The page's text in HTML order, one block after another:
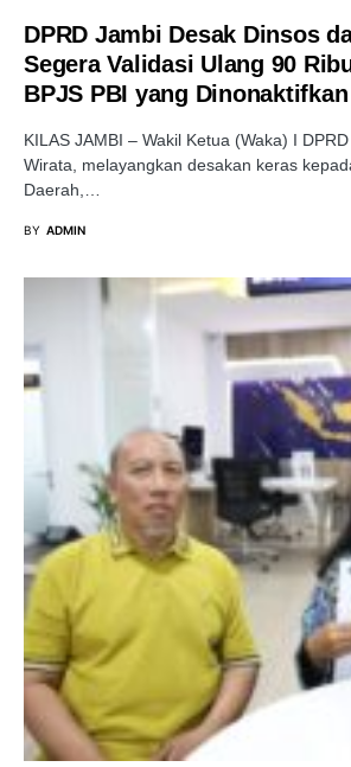
DPRD Jambi Desak Dinsos
Segera Validasi Ulang 90
BPJS PBI yang Dinonaktifkan
KILAS JAMBI – Wakil Ketua (Waka) I
Wirata, melayangkan desakan keras
Daerah,…
BY ADMIN